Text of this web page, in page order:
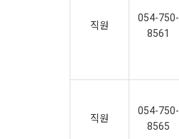
직원
054-750-
8561
직원
054-750-
8565